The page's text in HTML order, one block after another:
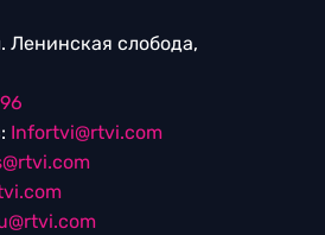
Ленинская слобода,
Infortvi@rtvi.com